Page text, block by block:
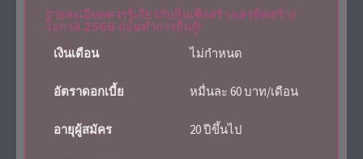
รายละเอียดควรรู้เกี่ยวกับสินเชื่อสร้างเครดิตสร้าง
โอกาส 2568 ก่อนทำการยื่นกู้!
เงินเดือน
ไม่กำหนด
อัตราดอกเบี้ย หมื่นละ 60 บาท/เดือน
อายุผู้สมัคร 20 ปีขึ้นไป